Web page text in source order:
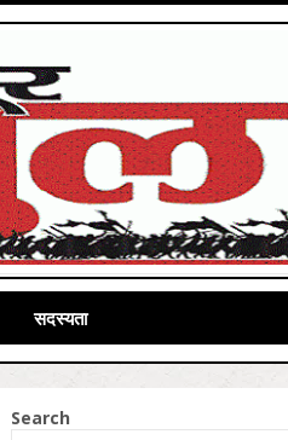
सदस्यता
Search